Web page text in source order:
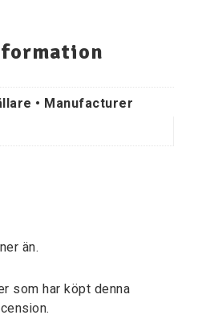
• Manufacturer
än.
som har köpt denna